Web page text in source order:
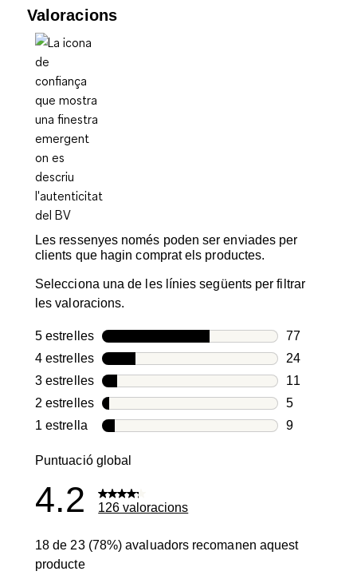
Valoracions
Les ressenyes només poden ser enviades per
clients que hagin comprat els productes.
Selecciona una de les línies següents per filtrar
les valoracions.
5 estrellesestrelles
77
77
4 estrellesestrelles
24
24
3 estrellesestrelles
11
11
2 estrellesestrelles
5
5
1 estrellaestrelles
9
Puntuació global
4.2 126 valoracions
18 de 23 (78%) avaluadors recomanen aquest
producte